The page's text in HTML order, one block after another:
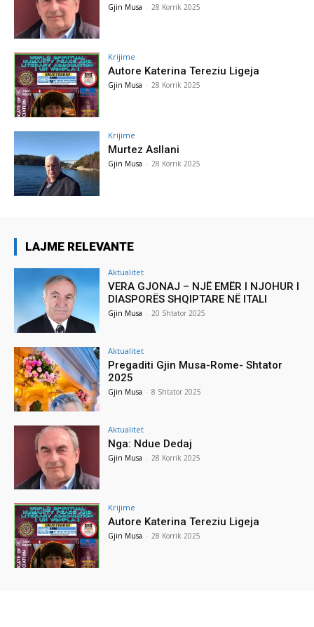
Gjin Musa - 28 Korrik 2025
Krijime
Autore Katerina Tereziu Ligeja
Gjin Musa - 28 Korrik 2025
Krijime
Murtez Asllani
Gjin Musa - 28 Korrik 2025
LAJME RELEVANTE
Aktualitet
VERA GJONAJ – NJË EMËR I NJOHUR I
DIASPORËS SHQIPTARE NË ITALI
Gjin Musa - 20 Shtator 2025
Aktualitet
Pregaditi Gjin Musa-Rome- Shtator
2025
Gjin Musa - 8 Shtator 2025
Aktualitet
Nga: Ndue Dedaj
Gjin Musa - 28 Korrik 2025
Krijime
Autore Katerina Tereziu Ligeja
Gjin Musa - 28 Korrik 2025